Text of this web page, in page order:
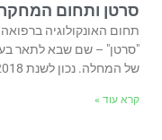
סרטן ותחום המחקר
תחום האונקולוגיה
"סרטן" – שם שבא לתאר
של המחלה. נכון לשנת 2018, ארגון
קרא עוד »